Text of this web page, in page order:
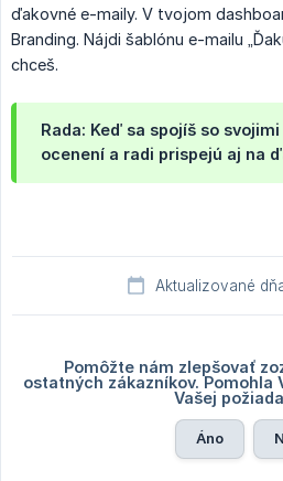
ďakovné e-maily. V tvojom
Branding. Nájdi šablónu e-mailu
chceš.
Rada: Keď sa spojíš so
ocenení a radi prispejú aj na
Aktualizované
Pomôžte nám zlepšovať
ostatných zákazníkov. Pomohla
Vašej
Áno